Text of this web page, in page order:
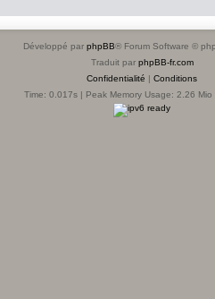
Développé par phpBB® Forum Software ©
Traduit par phpBB-fr.com
Confidentialité | Conditions
Time: 0.017s | Peak Memory Usage: 2.26